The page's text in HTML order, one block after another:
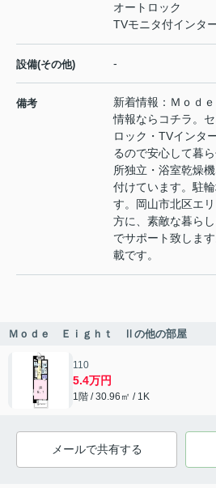
オートロック
TVモニタ付インタ
設備(その他) -
備考
新着情報：Ｍｏ
情報ならコチラ。
ロック・TVインタ
るので安心して暮
所独立・浴室乾燥
付けています。駐
す。岡山市北区エ
方に、素敵な暮ら
でサポート致しま
載です。
Ｍｏｄｅ Ｅｉｇｈｔ Ⅱの他の部屋
110
5.4万円
1階 / 30.96㎡ / 1K
メールで共有する